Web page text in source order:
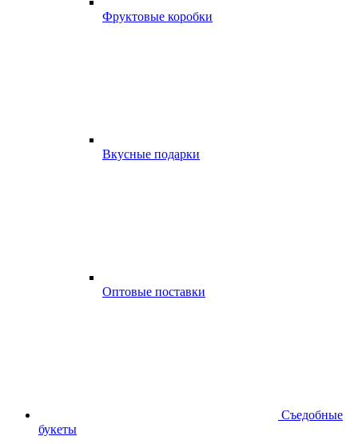
Фруктовые коробки
Вкусные подарки
Оптовые поставки
Съедобные
букеты